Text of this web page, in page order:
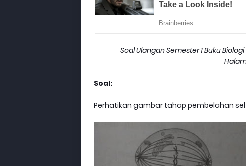
Soal Ulangan Semester 1 Buku
Soal:
Perhatikan gambar tahap pembelahan sel